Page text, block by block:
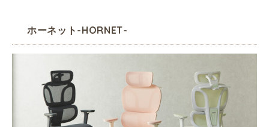
ホーネット-HORNET-